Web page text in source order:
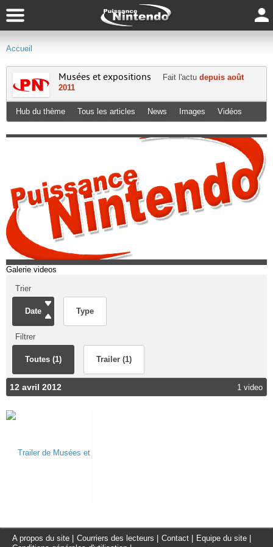
Accueil
Musées et expositions Fait l'actu depuis août
2011
Hub du thème Tous les articles News Images Vidéos
Galerie videos
Trier
Date Type
Filtrer
Toutes (1) Trailer (1)
12 avril 2012 1 video
A propos du site Courriers des lecteurs Contact Equipe du site